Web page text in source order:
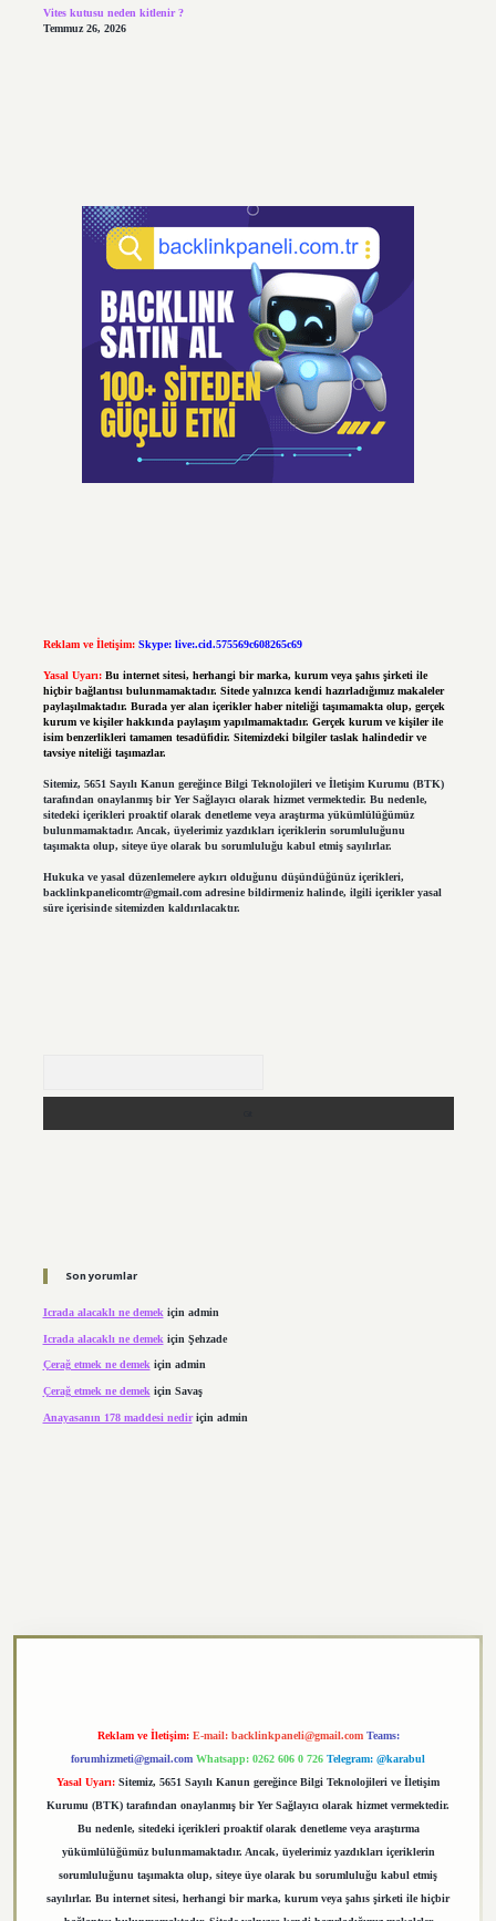
Vites kutusu neden kitlenir ?
Temmuz 26, 2026
Reklam ve İletişim: Skype: live:.cid.575569c608265c69
Yasal Uyarı: Bu internet sitesi, herhangi bir marka, kurum veya şahıs şirketi ile
hiçbir bağlantısı bulunmamaktadır. Sitede yalnızca kendi hazırladığımız makaleler
paylaşılmaktadır. Burada yer alan içerikler haber niteliği taşımamakta olup, gerçek
kurum ve kişiler hakkında paylaşım yapılmamaktadır. Gerçek kurum ve kişiler ile
isim benzerlikleri tamamen tesadüfidir. Sitemizdeki bilgiler taslak halindedir ve
tavsiye niteliği taşımazlar.
Sitemiz, 5651 Sayılı Kanun gereğince Bilgi Teknolojileri ve İletişim Kurumu (BTK)
tarafından onaylanmış bir Yer Sağlayıcı olarak hizmet vermektedir. Bu nedenle,
sitedeki içerikleri proaktif olarak denetleme veya araştırma yükümlülüğümüz
bulunmamaktadır. Ancak, üyelerimiz yazdıkları içeriklerin sorumluluğunu
taşımakta olup, siteye üye olarak bu sorumluluğu kabul etmiş sayılırlar.
Hukuka ve yasal düzenlemelere aykırı olduğunu düşündüğünüz içerikleri,
backlinkpanelicomtr@gmail.comadresine bildirmeniz halinde, ilgili içerikler yasal
süre içerisinde sitemizden kaldırılacaktır.
Son yorumlar
Icrada alacaklı ne demek için admin
Icrada alacaklı ne demek için Şehzade
Çerağ etmek ne demekiçin admin
Çerağ etmek ne demek için Savaş
Anayasanın 178 maddesi nediriçin admin
Reklam ve İletişim: E-mail: backlinkpaneli@gmail.com Teams:
forumhizmeti@gmail.com Whatsapp: 0262 606 0 726 Telegram: @karabul
Yasal Uyarı: Sitemiz, 5651 Sayılı Kanun gereğince Bilgi Teknolojileri ve İletişim
Kurumu (BTK) tarafından onaylanmış bir Yer Sağlayıcı olarak hizmet vermektedir.
Bu nedenle, sitedeki içerikleri proaktif olarak denetleme veya araştırma
yükümlülüğümüz bulunmamaktadır. Ancak, üyelerimiz yazdıkları içeriklerin
sorumluluğunu taşımakta olup, siteye üye olarak bu sorumluluğu kabul etmiş
sayılırlar. Bu internet sitesi, herhangi bir marka, kurum veya şahıs şirketi ile hiçbir